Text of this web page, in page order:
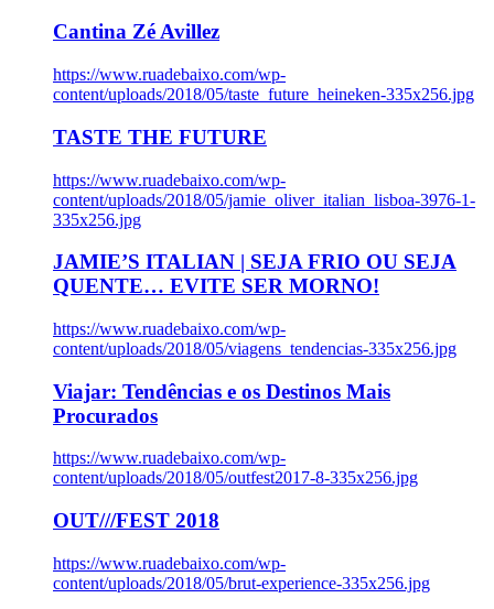
Cantina Zé Avillez
https://www.ruadebaixo.com/wp-
content/uploads/2018/05/taste_future_heineken-335x256.jpg
TASTE THE FUTURE
https://www.ruadebaixo.com/wp-
content/uploads/2018/05/jamie_oliver_italian_lisboa-3976-1-
335x256.jpg
JAMIE’S ITALIAN | SEJA FRIO OU SEJA
QUENTE… EVITE SER MORNO!
https://www.ruadebaixo.com/wp-
content/uploads/2018/05/viagens_tendencias-335x256.jpg
Viajar: Tendências e os Destinos Mais
Procurados
https://www.ruadebaixo.com/wp-
content/uploads/2018/05/outfest2017-8-335x256.jpg
OUT///FEST 2018
https://www.ruadebaixo.com/wp-
content/uploads/2018/05/brut-experience-335x256.jpg